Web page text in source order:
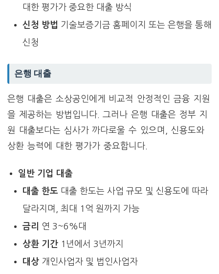
대한 평가가 중요한 대출 방식
신청 방법 기술보증기금 홈페이지 또는 은행을 통해
신청
은행 대출
은행 대출은 소상공인에게 비교적 안정적인 금융 지원
을 제공하는 방법입니다. 그러나 은행 대출은 정부 지
원 대출보다는 심사가 까다로울 수 있으며, 신용도와
상환 능력에 대한 평가가 중요합니다.
일반 기업 대출
대출 한도대출 한도는 사업 규모 및 신용도에 따라
달라지며, 최대 1억 원까지 가능
금리
연 3~6%대
상환 기간1년에서 3년까지
대상개인사업자 및 법인사업자